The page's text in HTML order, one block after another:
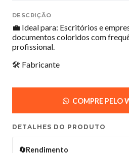
DESCRIÇÃO
💼 Ideal para: Escritórios e
documentos coloridos com
profissional.
🛠️ Fabricante
COMPRE PELO
DETALHES DO PRODUTO
🔄Rendimento